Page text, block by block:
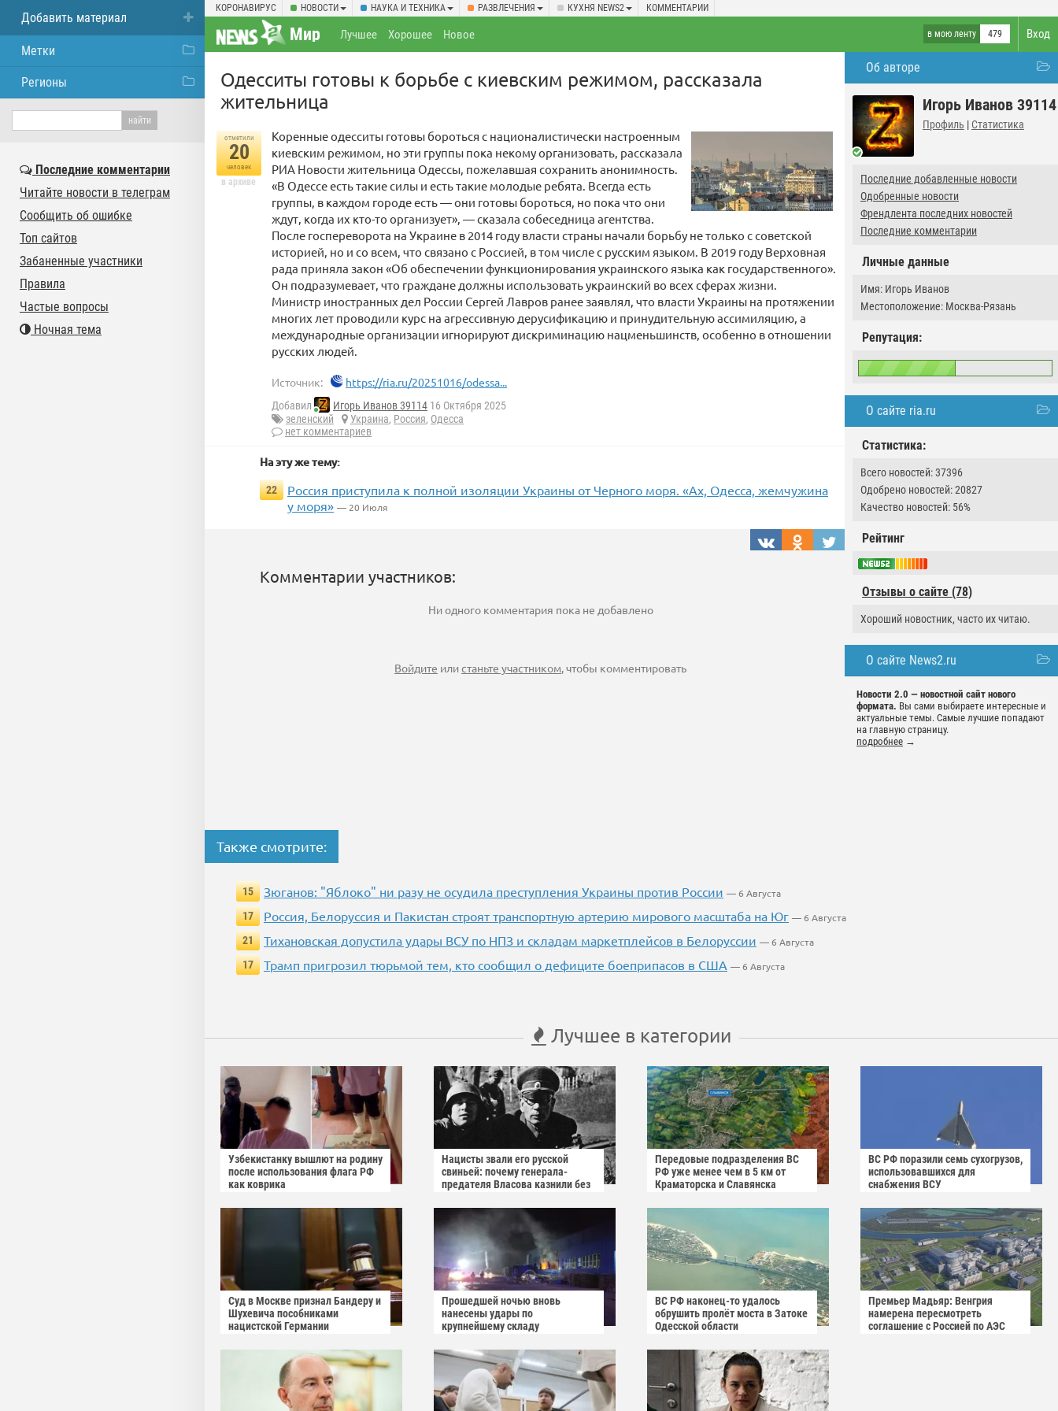
КОРОНАВИРУС НОВОСТИ НАУКА И ТЕХНИКА РАЗВЛЕЧЕНИЯ КУХНЯ NEWS2 КОММЕНТАРИИ
Вход
Мир в мою ленту 479
Лучшее Хорошее Новое
Об авторе
Игорь Иванов 39114
Профиль | Статистика
Последние добавленные новости
Одобренные новости
Френдлента последних новостей
Последние комментарии
Личные данные
Имя: Игорь Иванов
Местоположение: Москва-Рязань
Репутация:
О сайте ria.ru
Статистика:
Всего новостей: 37396
Одобрено новостей: 20827
Качество новостей: 56%
Рейтинг
Отзывы о сайте (78)
Хороший новостник, часто их читаю.
О сайте News2.ru
Новости 2.0 — новостной сайт нового
формата. Вы сами выбираете интересные и
актуальные темы. Самые лучшие попадают
на главную страницу.
подробнее →
Одесситы готовы к борьбе с киевским режимом, рассказала
жительница
отметили
20
человек
в архиве
Коренные одесситы готовы бороться с националистически настроенным
киевским режимом, но эти группы пока некому организовать, рассказала
РИА Новости жительница Одессы, пожелавшая сохранить анонимность.
«В Одессе есть такие силы и есть такие молодые ребята. Всегда есть
группы, в каждом городе есть — они готовы бороться, но пока что они
ждут, когда их кто-то организует», — сказала собеседница агентства.
После госпереворота на Украине в 2014 году власти страны начали борьбу не только с советской
историей, но и со всем, что связано с Россией, в том числе с русским языком. В 2019 году Верховная
рада приняла закон «Об обеспечении функционирования украинского языка как государственного».
Он подразумевает, что граждане должны использовать украинский во всех сферах жизни.
Министр иностранных дел России Сергей Лавров ранее заявлял, что власти Украины на протяжении
многих лет проводили курс на агрессивную дерусификацию и принудительную ассимиляцию, а
международные организации игнорируют дискриминацию нацменьшинств, особенно в отношении
русских людей.
Источник: https://ria.ru/20251016/odessa...
Добавил Игорь Иванов 39114 16 Октября 2025
зеленский
Украина, Россия, Одесса
нет комментариев
На эту же тему:
22
Россия приступила к полной изоляции Украины от Черного моря. «Ах, Одесса, жемчужина
у моря» — 20 Июля
Комментарии участников:
Ни одного комментария пока не добавлено
Войдите илистаньте участником, чтобы комментировать
Также смотрите:
15 Зюганов: "Яблоко" ни разу не осудила преступления Украины против России — 6 Августа
17
Россия, Белоруссия и Пакистан строят транспортную артерию мирового масштаба на Юг — 6 Августа
21
Тихановская допустила удары ВСУ по НПЗ и складам маркетплейсов в Белоруссии — 6 Августа
17
Трамп пригрозил тюрьмой тем, кто сообщил о дефиците боеприпасов в США — 6 Августа
Лучшее в категории
Узбекистанку вышлют на родину
после использования флага РФ
как коврика
Нацисты звали его русской
свиньей: почему генерала-
предателя Власова казнили без
Передовые подразделения ВС
РФ уже менее чем в 5 км от
Краматорска и Славянска
ВС РФ поразили семь сухогрузов,
использовавшихся для
снабжения ВСУ
Суд в Москве признал Бандеру и
Шухевича пособниками
нацистской Германии
Прошедшей ночью вновь
нанесены удары по
крупнейшему складу
Rozetka
ВС РФ наконец-то удалось
обрушить пролёт моста в Затоке
Одесской области
Премьер Мадьяр: Венгрия
намерена пересмотреть
соглашение с Россией по АЭС
Добавить материал
Метки
Регионы
Последние комментарии
Читайте новости в телеграм
Сообщить об ошибке
Топ сайтов
Забаненные участники
Правила
Частые вопросы
Ночная тема